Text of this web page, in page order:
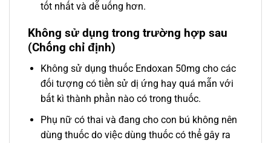
tốt nhất và dễ uống hơn.
Không sử dụng trong trường hợp sau
(Chống chỉ định)
Không sử dụng thuốc Endoxan 50mg cho các
đối tượng có tiền sử dị ứng hay quá mẫn với
bất kì thành phần nào có trong thuốc.
Phụ nữ có thai và đang cho con bú không nên
dùng thuốc do việc dùng thuốc có thể gây ra